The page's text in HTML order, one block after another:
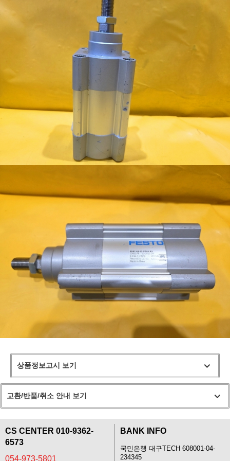
상품정보고시 보기
교환/반품/취소 안내 보기
CS CENTER 010-9362-
6573
054-973-5801
BANK INFO
국민은행 대구TECH 608001-04-
234345